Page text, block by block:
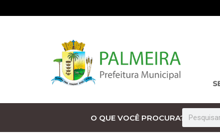
O QUE VOCÊ PROCURA?